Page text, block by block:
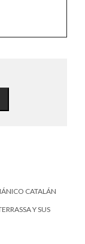
CATALÁN
Y SUS